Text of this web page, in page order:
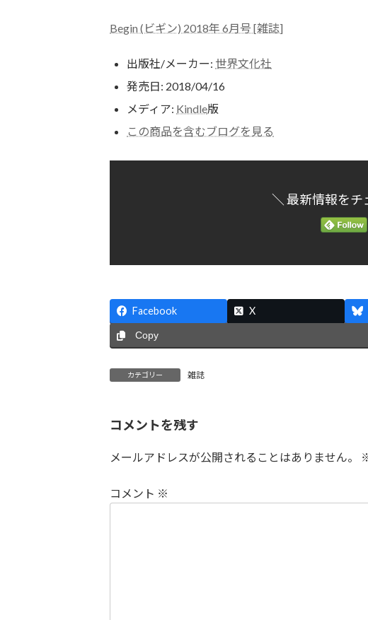
Begin (ビギン) 2018年 6月号 [雑誌]
出版社/メーカー: 世界文化社
発売日: 2018/04/16
メディア: Kindle版
この商品を含むブログを見る
＼ 最新情報をチ
Facebook X
Copy
カテゴリー 雑誌
コメントを残す
メールアドレスが公開されることはありません。
コメント ※